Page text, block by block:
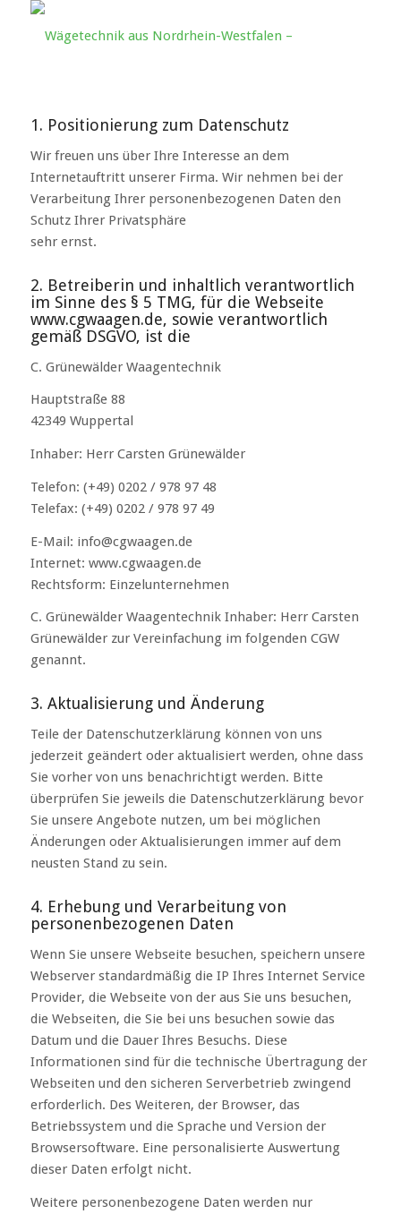
1. Positionierung zum Datenschutz
Wir freuen uns über Ihre Interesse an dem
Internetauftritt unserer Firma. Wir nehmen bei der
Verarbeitung Ihrer personenbezogenen Daten den
Schutz Ihrer Privatsphäre
sehr ernst.
2. Betreiberin und inhaltlich verantwortlich
im Sinne des § 5 TMG, für die Webseite
www.cgwaagen.de, sowie verantwortlich
gemäß DSGVO, ist die
C. Grünewälder Waagentechnik
Hauptstraße 88
42349 Wuppertal
Inhaber: Herr Carsten Grünewälder
Telefon: (+49) 0202 / 978 97 48
Telefax: (+49) 0202 / 978 97 49
E-Mail: info@cgwaagen.de
Internet: www.cgwaagen.de
Rechtsform: Einzelunternehmen
C. Grünewälder Waagentechnik Inhaber: Herr Carsten
Grünewälder zur Vereinfachung im folgenden CGW
genannt.
3. Aktualisierung und Änderung
Teile der Datenschutzerklärung können von uns
jederzeit geändert oder aktualisiert werden, ohne dass
Sie vorher von uns benachrichtigt werden. Bitte
überprüfen Sie jeweils die Datenschutzerklärung bevor
Sie unsere Angebote nutzen, um bei möglichen
Änderungen oder Aktualisierungen immer auf dem
neusten Stand zu sein.
4. Erhebung und Verarbeitung von
personenbezogenen Daten
Wenn Sie unsere Webseite besuchen, speichern unsere
Webserver standardmäßig die IP Ihres Internet Service
Provider, die Webseite von der aus Sie uns besuchen,
die Webseiten, die Sie bei uns besuchen sowie das
Datum und die Dauer Ihres Besuchs. Diese
Informationen sind für die technische Übertragung der
Webseiten und den sicheren Serverbetrieb zwingend
erforderlich. Des Weiteren, der Browser, das
Betriebssystem und die Sprache und Version der
Browsersoftware. Eine personalisierte Auswertung
dieser Daten erfolgt nicht.
Weitere personenbezogene Daten werden nur